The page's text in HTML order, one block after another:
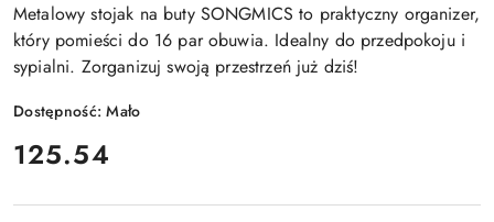
Metalowy stojak na buty SONGMICS to praktyczny organizer,
który pomieści do 16 par obuwia. Idealny do przedpokoju i
sypialni. Zorganizuj swoją przestrzeń już dziś!
Dostępność:Mało
cena:
125.54